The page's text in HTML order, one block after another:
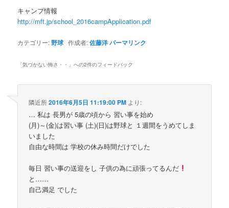
キャンプ情報
http://mft.jp/school_2016campApplication.pdf
カテゴリー:野球 作成者:佐藤洋パーマリンク
「気づかない怖さ・・ 」への2件のフィードバック
隣近所2016年6月5日 11:19:00 PM より:
… 私は 長男が 5歳の頃から 習い事を始め
(月)～(金)は習い事 (土)(日)は野球と １週間をうめてしま
いました
自由な時間は 学校の休み時間だけでした
毎日 習い事の送迎をし 子供の為に頑張ってるんだ
と……
自己満足 でした